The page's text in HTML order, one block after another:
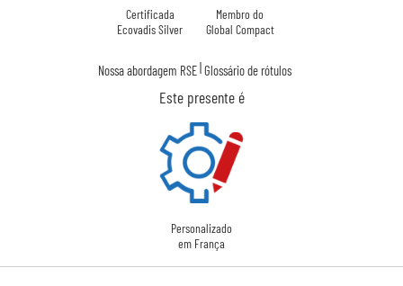
Certificada
Ecovadis Silver
Membro do
Global Compact
Nossa abordagem RSE Glossário de rótulos
Este presente é
Personalizado
em França